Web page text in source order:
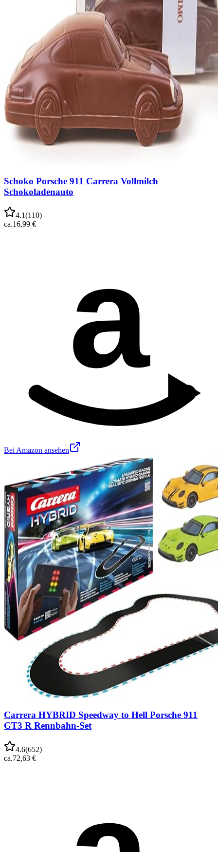
Schoko Porsche 911 Carrera Vollmilch
Schokoladenauto
4.1(110)
ca.16,99 €
a
Bei Amazon ansehen
Carrera HYBRID Speedway to Hell Porsche 911
GT3 R Rennbahn-Set
4.6(652)
ca.72,63 €